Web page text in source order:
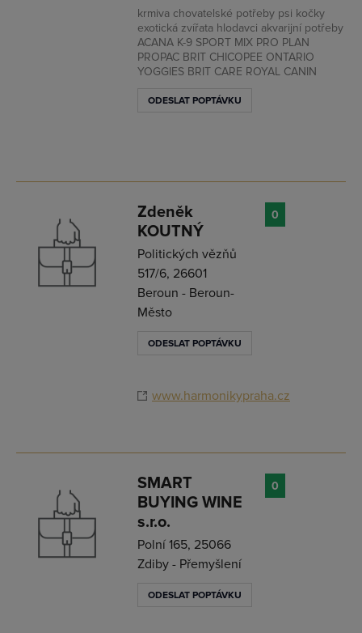
krmiva chovatelské potřeby psi kočky
exotická zvířata hlodavci akvarijní potřeby
ACANA K-9 SPORT MIX PRO PLAN
PROPAC BRIT CHICOPEE ONTARIO
YOGGIES BRIT CARE ROYAL CANIN
ODESLAT POPTÁVKU
Zdeněk
KOUTNÝ
Politických vězňů
517/6, 26601
Beroun - Beroun-
Město
ODESLAT POPTÁVKU
www.harmonikypraha.cz
0
SMART
BUYING WINE
s.r.o.
Polní 165, 25066
Zdiby - Přemyšlení
ODESLAT POPTÁVKU
0